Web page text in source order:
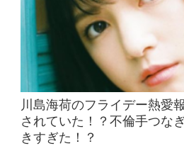
川島海荷のフライデー熱愛
されていた！？不倫手つな
きすぎた！？